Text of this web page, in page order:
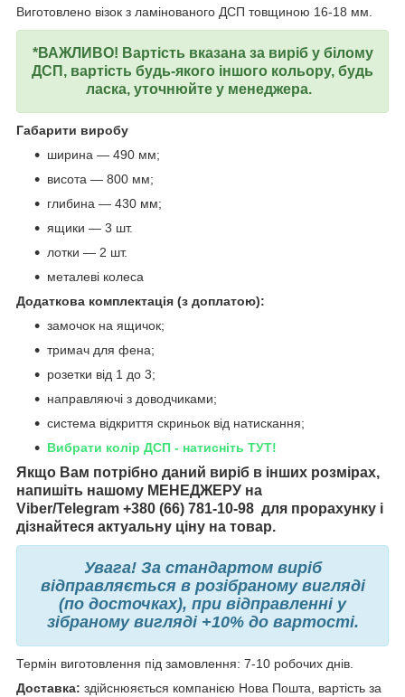
Виготовлено візок з ламінованого ДСП товщиною 16-18 мм.
*ВАЖЛИВО! Вартість вказана за виріб у білому
ДСП, вартість будь-якого іншого кольору, будь
ласка, уточнюйте у менеджера.
Габарити виробу
ширина — 490 мм;
висота — 800 мм;
глибина — 430 мм;
ящики — 3 шт.
лотки — 2 шт.
металеві колеса
Додаткова комплектація (з доплатою):
замочок на ящичок;
тримач для фена;
розетки від 1 до 3;
направляючі з доводчиками;
система відкриття скриньок від натискання;
Вибрати колір ДСП - натисніть ТУТ!
Якщо Вам потрібно даний виріб в інших розмірах,
напишіть нашому МЕНЕДЖЕРУ на
Viber/Telegram +380 (66) 781-10-98 для прорахунку і
дізнайтеся актуальну ціну на товар.
Увага! За стандартом виріб
відправляється в розібраному вигляді
(по досточках), при відправленні у
зібраному вигляді +10% до вартості.
Термін виготовлення під замовлення: 7-10 робочих днів.
Доставка: здійснюяється компанією Нова Пошта, вартість за